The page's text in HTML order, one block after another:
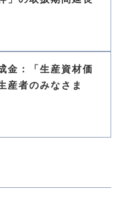
金：「生産資材価
産者のみなさま